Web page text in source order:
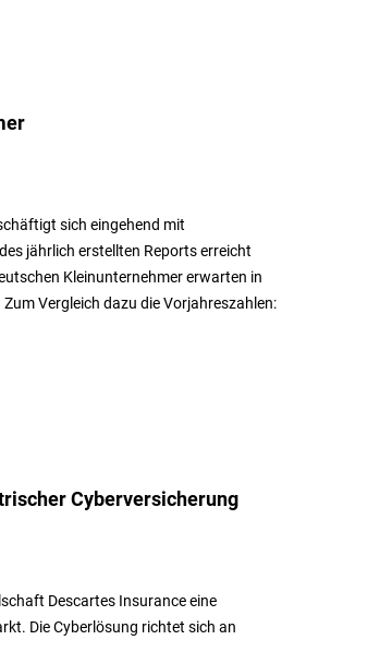
sich eingehend mit
jährlich erstellten Reports erreicht
Kleinunternehmer erwarten in
Vergleich dazu die Vorjahreszahlen:
Cyberversicherung
Descartes Insurance eine
Die Cyberlösung richtet sich an